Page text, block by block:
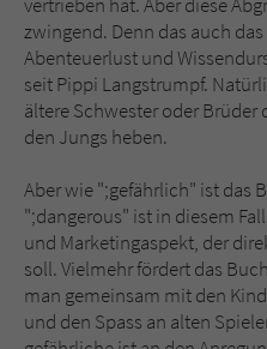
zwingend. Denn das auch
Abenteuerlust und
seit Pippi Langstrumpf.
ältere Schwester oder
den Jungs heben.
Aber wie ";gefährlich" ist das
";dangerous" ist in diesem
und Marketingaspekt, der
soll. Vielmehr fördert das
man gemeinsam mit den
und den Spass an alten